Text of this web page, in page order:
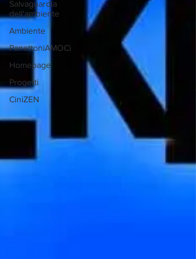
Salvaguardia
dell'ambiente
Ambiente
PanettoniAMOCi
Homepage
Progetti
CiniZEN